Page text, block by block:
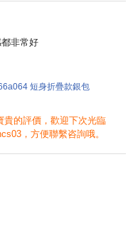
非常好
短身折疊款銀包
貴的評價，歡迎下次光臨
，方便聯繫咨詢哦。